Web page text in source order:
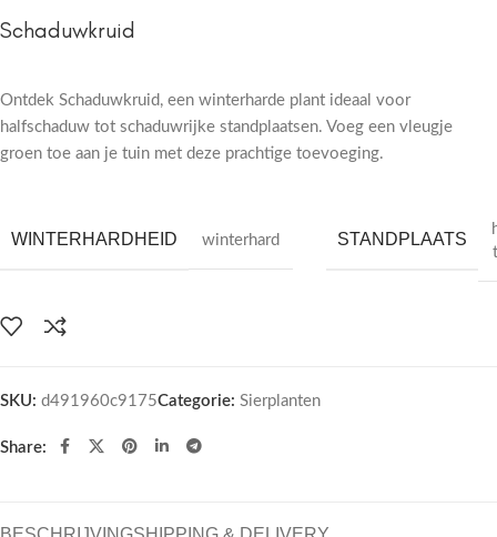
Schaduwkruid
Ontdek Schaduwkruid, een winterharde plant ideaal voor
halfschaduw tot schaduwrijke standplaatsen. Voeg een vleugje
groen toe aan je tuin met deze prachtige toevoeging.
WINTERHARDHEID winterhard STANDPLAATS
SKU: d491960c9175Categorie: Sierplanten
Share: